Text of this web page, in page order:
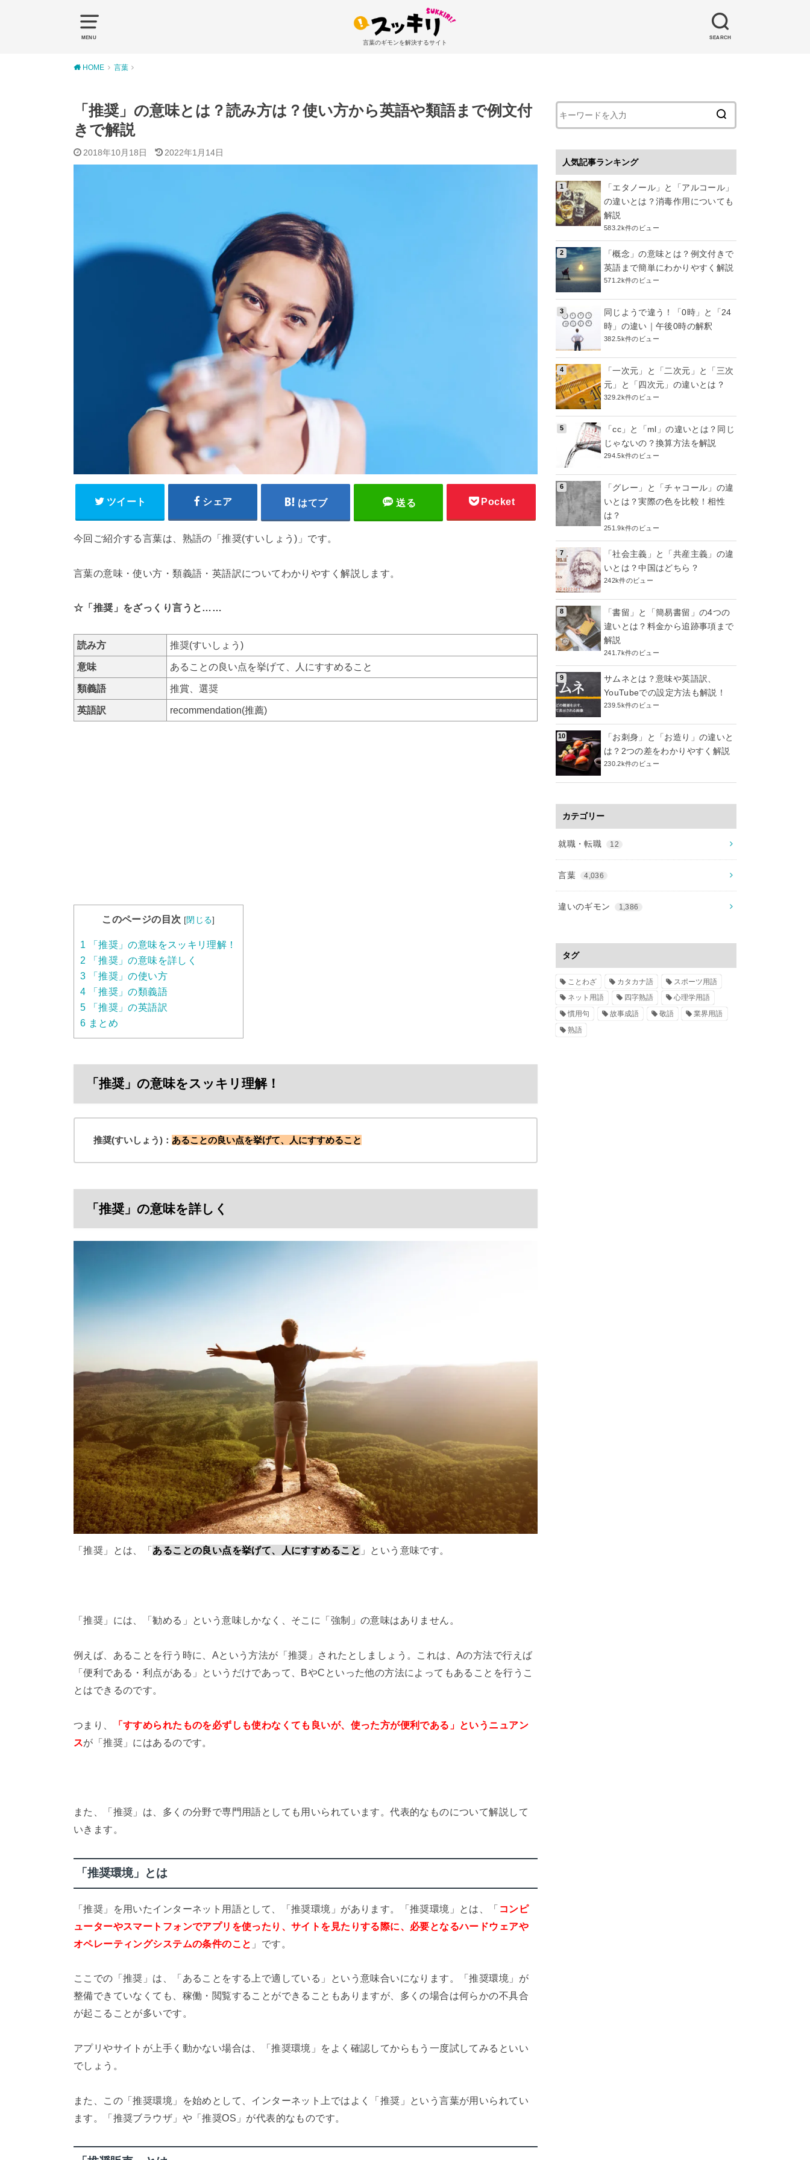
MENU SEARCH
言葉のギモンを解決するサイト
HOME 言葉
「推奨」の意味とは？読み方は？使い方から英語や類語まで例文付
きで解説
2018年10月18日 2022年1月14日
ツイート シェア はてブ 送る Pocket
今回ご紹介する言葉は、熟語の「推奨(すいしょう)」です。
言葉の意味・使い方・類義語・英語訳についてわかりやすく解説します。
☆「推奨」をざっくり言うと……
読み方 推奨(すいしょう)
意味 あることの良い点を挙げて、人にすすめること
類義語 推賞、選奨
英語訳 recommendation(推薦)
このページの目次 [閉じる]
1 「推奨」の意味をスッキリ理解！
2 「推奨」の意味を詳しく
3 「推奨」の使い方
4 「推奨」の類義語
5 「推奨」の英語訳
6 まとめ
「推奨」の意味をスッキリ理解！
推奨(すいしょう)： あることの良い点を挙げて、人にすすめること
「推奨」の意味を詳しく
「推奨」とは、「 あることの良い点を挙げて、人にすすめること 」という意味です。
「推奨」には、「勧める」という意味しかなく、そこに「強制」の意味はありません。
例えば、あることを行う時に、Aという方法が「推奨」されたとしましょう。これは、Aの方法で行えば
「便利である・利点がある」というだけであって、BやCといった他の方法によってもあることを行うこ
とはできるのです。
つまり、
「すすめられたものを必ずしも使わなくても良いが、使った方が便利である」というニュアン
スが「推奨」にはあるのです。
また、「推奨」は、多くの分野で専門用語としても用いられています。代表的なものについて解説して
いきます。
「推奨環境」とは
「推奨」を用いたインターネット用語として、「推奨環境」があります。「推奨環境」とは、「 コンピ
ューターやスマートフォンでアプリを使ったり、サイトを見たりする際に、必要となるハードウェアや
オペレーティングシステムの条件のこと 」です。
ここでの「推奨」は、「あることをする上で適している」という意味合いになります。「推奨環境」が
整備できていなくても、稼働・閲覧することができることもありますが、多くの場合は何らかの不具合
が起こることが多いです。
アプリやサイトが上手く動かない場合は、「推奨環境」をよく確認してからもう一度試してみるといい
でしょう。
また、この「推奨環境」を始めとして、インターネット上ではよく「推奨」という言葉が用いられてい
ます。「推奨ブラウザ」や「推奨OS」が代表的なものです。
人気記事ランキング
「エタノール」と「アルコール」
の違いとは？消毒作用についても
解説
583.2k件のビュー
「概念」の意味とは？例文付きで
英語まで簡単にわかりやすく解説
571.2k件のビュー
同じようで違う！「0時」と「24
時」の違い｜午後0時の解釈
382.5k件のビュー
「一次元」と「二次元」と「三次
元」と「四次元」の違いとは？
329.2k件のビュー
「cc」と「ml」の違いとは？同じ
じゃないの？換算方法を解説
294.5k件のビュー
「グレー」と「チャコール」の違
いとは？実際の色を比較！相性
は？
251.9k件のビュー
「社会主義」と「共産主義」の違
いとは？中国はどちら？
242k件のビュー
「書留」と「簡易書留」の4つの
違いとは？料金から追跡事項まで
解説
241.7k件のビュー
サムネとは？意味や英語訳、
YouTubeでの設定方法も解説！
239.5k件のビュー
「お刺身」と「お造り」の違いと
は？2つの差をわかりやすく解説
230.2k件のビュー
カテゴリー
就職・転職 12
言葉 4,036
違いのギモン 1,386
タグ
ことわざ カタカナ語
スポーツ用語
ネット用語
四字熟語
心理学用語
慣用句
故事成語 敬語
業界用語
熟語